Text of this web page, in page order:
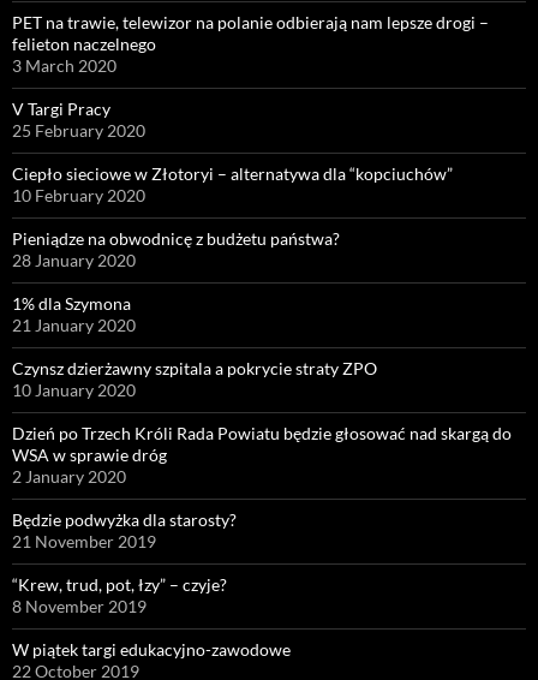
PET na trawie, telewizor na polanie odbierają nam lepsze drogi –
felieton naczelnego
3 March 2020
V Targi Pracy
25 February 2020
Ciepło sieciowe w Złotoryi – alternatywa dla “kopciuchów”
10 February 2020
Pieniądze na obwodnicę z budżetu państwa?
28 January 2020
1% dla Szymona
21 January 2020
Czynsz dzierżawny szpitala a pokrycie straty ZPO
10 January 2020
Dzień po Trzech Króli Rada Powiatu będzie głosować nad skargą do
WSA w sprawie dróg
2 January 2020
Będzie podwyżka dla starosty?
21 November 2019
“Krew, trud, pot, łzy” – czyje?
8 November 2019
W piątek targi edukacyjno-zawodowe
22 October 2019